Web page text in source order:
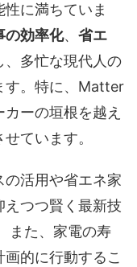
に満ちていま
の効率化、 省エ
、多忙な現代人の
す。特に、Matter
ーの垣根を越え
ています。
活用や省エネ家
つつ賢く最新技
また、家電の寿
的に行動するこ